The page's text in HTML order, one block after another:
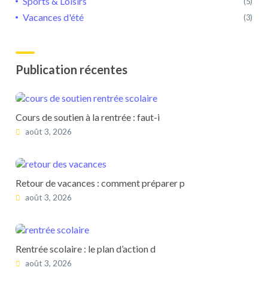
Vacances d'été (3)
Publication récentes
Cours de soutien à la rentrée : faut-i
août 3, 2026
Retour de vacances : comment préparer p
août 3, 2026
Rentrée scolaire : le plan d’action d
août 3, 2026